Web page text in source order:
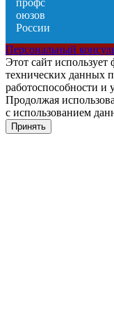
Персональный
Этот сайт
технических данных
работоспособности и
Продолжая
с использованием
Принять